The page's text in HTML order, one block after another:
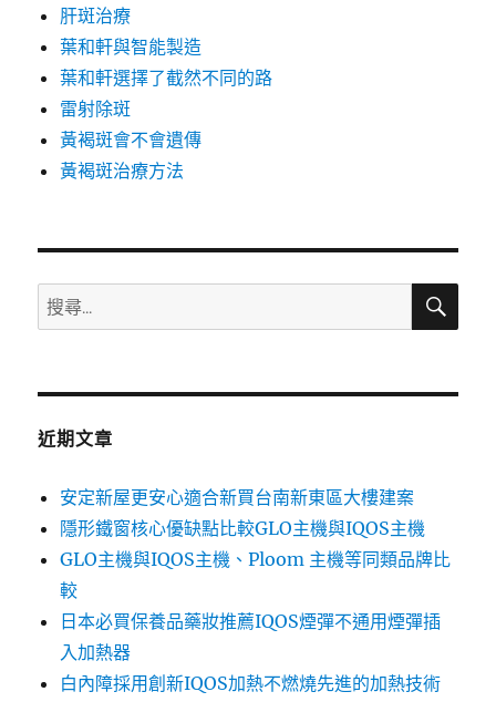
肝斑治療
葉和軒與智能製造
葉和軒選擇了截然不同的路
雷射除斑
黃褐斑會不會遺傳
黃褐斑治療方法
搜
尋
鍵
搜
近期文章
安定新屋更安心適合新買台南新東區大樓建案
隱形鐵窗核心優缺點比較GLO主機與IQOS主機
GLO主機與IQOS主機、Ploom 主機等同類品牌比
較
日本必買保養品藥妝推薦IQOS煙彈不通用煙彈插
入加熱器
白內障採用創新IQOS加熱不燃燒先進的加熱技術